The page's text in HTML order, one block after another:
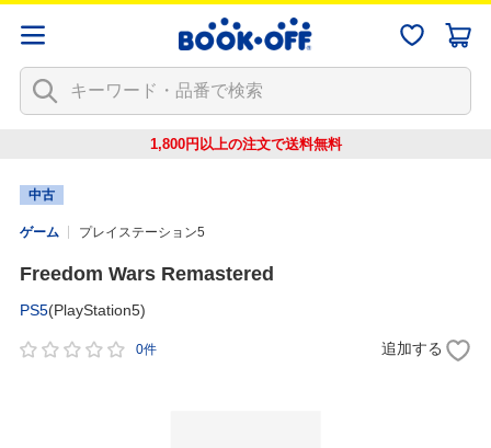
1,800円以上の注文で送料無料
中古
ゲーム プレイステーション5
Freedom Wars Remastered
PS5(PlayStation5)
0件 追加する